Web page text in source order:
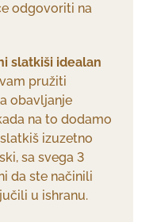
odgovoriti na
slatkiši idealan
pružiti
obavljanje
na to dodamo
izuzetno
sa svega 3
da ste načinili
u ishranu.